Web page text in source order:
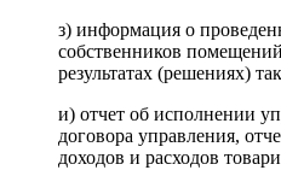
з) информация о
собственников
результатах (решениях)
и) отчет об исполнении
договора управления,
доходов и расходов